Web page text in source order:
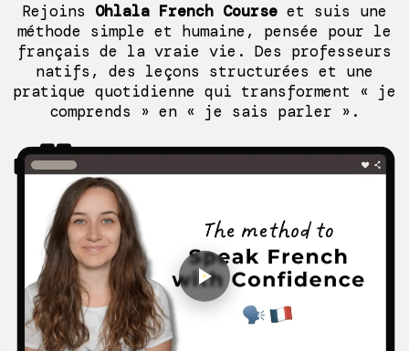
Rejoins Ohlala French Course et suis une
méthode simple et humaine, pensée pour le
français de la vraie vie. Des professeurs
natifs, des leçons structurées et une
pratique quotidienne qui transforment « je
comprends » en « je sais parler ».